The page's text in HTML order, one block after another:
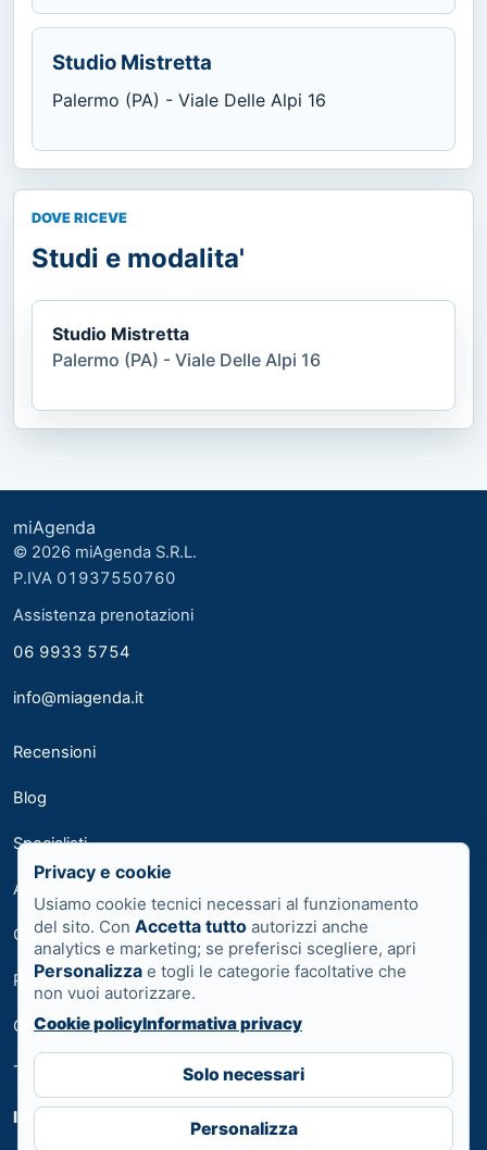
Studio Mistretta
Palermo (PA) - Viale Delle Alpi 16
DOVE RICEVE
Studi e modalita'
Studio Mistretta
Palermo (PA) - Viale Delle Alpi 16
miAgenda
© 2026 miAgenda S.R.L.
P.IVA 01937550760
Assistenza prenotazioni
06 9933 5754
info@miagenda.it
Recensioni
Blog
Specialisti
Area medici
Contatti
Privacy
Cookie
Termini
Impostazioni cookie
Privacy e cookie
Usiamo cookie tecnici necessari al funzionamento
del sito. Con Accetta tutto autorizzi anche
analytics e marketing; se preferisci scegliere, apri
Personalizza e togli le categorie facoltative che
non vuoi autorizzare.
Cookie policyInformativa privacy
Solo necessari
Personalizza